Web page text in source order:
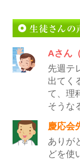
Aさん
先週テ
出てく
て、理
そうな
慶応会
ありが
どを使